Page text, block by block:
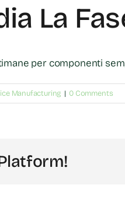
La
per componenti
Manufacturing | 0 Comments